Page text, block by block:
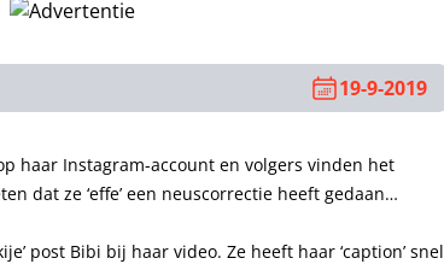
19-9-2019
haar Instagram-account en volgers vinden het
dat ze ‘effe’ een neuscorrectie heeft gedaan…
post Bibi bij haar video. Ze heeft haar ‘caption’ snel